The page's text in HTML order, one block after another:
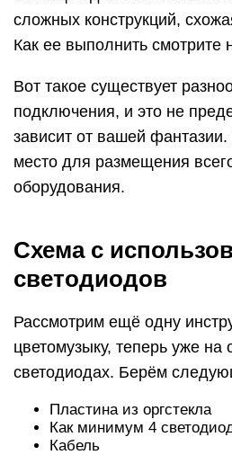
сложных конструкций,
Как ее выполнить смотрите
Вот такое существует
подключения, и это не
зависит от вашей
место для размещения
оборудования.
Схема с
светодиодов
Рассмотрим ещё одну
цветомузыку, теперь уже на
светодиодах. Берём
Пластина из оргстекла
Как минимум 4
Кабель